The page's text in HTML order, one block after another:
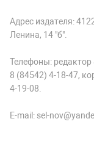
Адрес издателя:
Ленина, 14 "б".
Телефоны: редактор
8 (84542) 4-18-47,
4-19-08.
E-mail: sel-